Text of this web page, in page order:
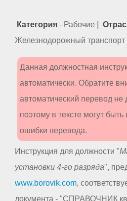
Категория - Рабочие |
Железнодорожный транспорт
Данная должностная
автоматически. Обратите
автоматический перевод не
поэтому в тексте могут
ошибки перевода.
Инструкция для должности "
установки 4-го разряда",
www.borovik.com,
документа - "СПРАВОЧНИК